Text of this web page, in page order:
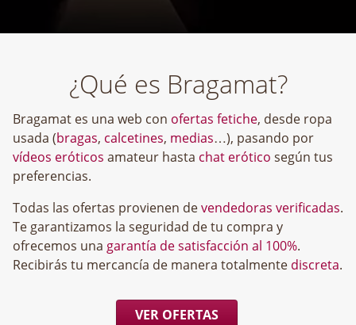
¿Qué es Bragamat?
Bragamat es una web con ofertas fetiche, desde ropa
usada (bragas, calcetines, medias…), pasando por
vídeos eróticos amateur hasta chat erótico según tus
preferencias.
Todas las ofertas provienen devendedoras verificadas.
Te garantizamos la seguridad de tu compra y
ofrecemos una garantía de satisfacción al 100%.
Recibirás tu mercancía de manera totalmente discreta.
VER OFERTAS